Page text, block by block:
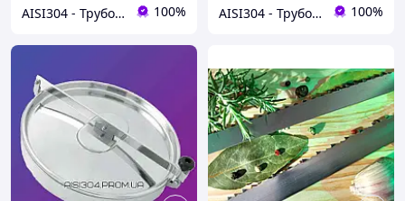
AISI304 - Трубопровідна арматура та фітинг з нержавіючої сталі 100% AISI304 - Трубопровідна арматура та фітинг з нержавіючої сталі 100%